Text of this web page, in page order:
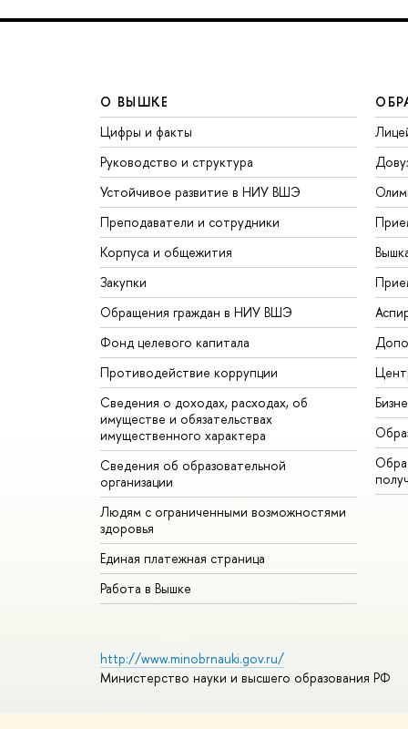
О ВЫШКЕ
Цифры и факты
Руководство и структура
Устойчивое развитие в НИУ ВШЭ
Преподаватели и сотрудники
Корпуса и общежития
Закупки
Обращения граждан в НИУ ВШЭ
Фонд целевого капитала
Противодействие коррупции
Сведения о доходах, расходах, об
имуществе и обязательствах
имущественного характера
Сведения об образовательной
организации
Людям с ограниченными возможностями
здоровья
Единая платежная страница
Работа в Вышке
http://www.minobrnauki.gov.ru/
Министерство науки и высшего образования РФ